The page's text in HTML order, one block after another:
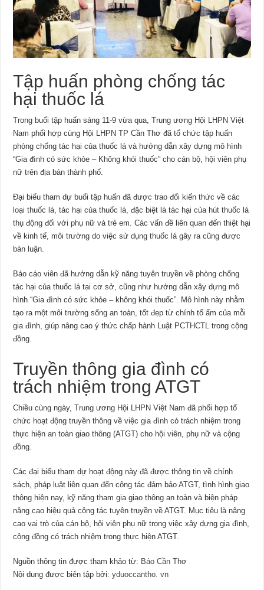
Tập huấn phòng chống tác
hại thuốc lá
Trong buổi tập huấn sáng 11-9 vừa qua, Trung ương Hội LHPN Việt
Nam phối hợp cùng Hội LHPN TP Cần Thơ đã tổ chức tập huấn
phòng chống tác hại của thuốc lá và hướng dẫn xây dựng mô hình
“Gia đình có sức khỏe – Không khói thuốc” cho cán bộ, hội viên phụ
nữ trên địa bàn thành phố.
Đại biểu tham dự buổi tập huấn đã được trao đổi kiến thức về các
loại thuốc lá, tác hại của thuốc lá, đặc biệt là tác hại của hút thuốc lá
thụ động đối với phụ nữ và trẻ em. Các vấn đề liên quan đến thiệt hại
về kinh tế, môi trường do việc sử dụng thuốc lá gây ra cũng được
bàn luận.
Báo cáo viên đã hướng dẫn kỹ năng tuyên truyền về phòng chống
tác hại của thuốc lá tại cơ sở, cũng như hướng dẫn xây dựng mô
hình “Gia đình có sức khỏe – không khói thuốc”. Mô hình này nhằm
tạo ra một môi trường sống an toàn, tốt đẹp từ chính tổ ấm của mỗi
gia đình, giúp nâng cao ý thức chấp hành Luật PCTHCTL trong cộng
đồng.
Truyền thông gia đình có
trách nhiệm trong ATGT
Chiều cùng ngày, Trung ương Hội LHPN Việt Nam đã phối hợp tổ
chức hoạt động truyền thông về việc gia đình có trách nhiệm trong
thực hiện an toàn giao thông (ATGT) cho hội viên, phụ nữ và cộng
đồng.
Các đại biểu tham dự hoạt động này đã được thông tin về chính
sách, pháp luật liên quan đến công tác đảm bảo ATGT, tình hình giao
thông hiện nay, kỹ năng tham gia giao thông an toàn và biện pháp
nâng cao hiệu quả công tác tuyên truyền về ATGT. Mục tiêu là nâng
cao vai trò của cán bộ, hội viên phụ nữ trong việc xây dựng gia đình,
cộng đồng có trách nhiệm trong thực hiện ATGT.
Nguồn thông tin được tham khảo từ: Báo Cần Thơ
Nội dung được biên tập bởi:yduoccantho. vn